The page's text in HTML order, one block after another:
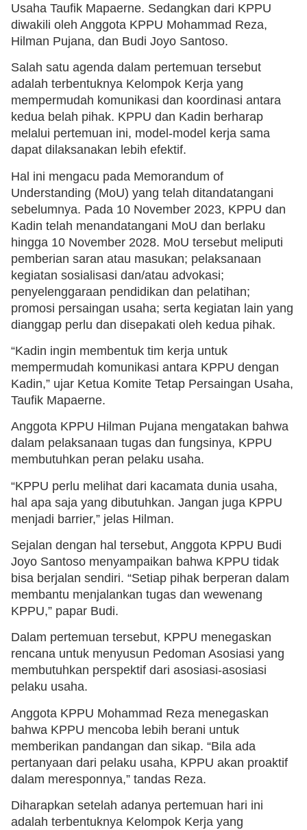
Usaha Taufik Mapaerne. Sedangkan dari KPPU
diwakili oleh Anggota KPPU Mohammad Reza,
Hilman Pujana, dan Budi Joyo Santoso.
Salah satu agenda dalam pertemuan tersebut
adalah terbentuknya Kelompok Kerja yang
mempermudah komunikasi dan koordinasi antara
kedua belah pihak. KPPU dan Kadin berharap
melalui pertemuan ini, model-model kerja sama
dapat dilaksanakan lebih efektif.
Hal ini mengacu pada Memorandum of
Understanding (MoU) yang telah ditandatangani
sebelumnya. Pada 10 November 2023, KPPU dan
Kadin telah menandatangani MoU dan berlaku
hingga 10 November 2028. MoU tersebut meliputi
pemberian saran atau masukan; pelaksanaan
kegiatan sosialisasi dan/atau advokasi;
penyelenggaraan pendidikan dan pelatihan;
promosi persaingan usaha; serta kegiatan lain yang
dianggap perlu dan disepakati oleh kedua pihak.
“Kadin ingin membentuk tim kerja untuk
mempermudah komunikasi antara KPPU dengan
Kadin,” ujar Ketua Komite Tetap Persaingan Usaha,
Taufik Mapaerne.
Anggota KPPU Hilman Pujana mengatakan bahwa
dalam pelaksanaan tugas dan fungsinya, KPPU
membutuhkan peran pelaku usaha.
“KPPU perlu melihat dari kacamata dunia usaha,
hal apa saja yang dibutuhkan. Jangan juga KPPU
menjadi barrier,” jelas Hilman.
Sejalan dengan hal tersebut, Anggota KPPU Budi
Joyo Santoso menyampaikan bahwa KPPU tidak
bisa berjalan sendiri. “Setiap pihak berperan dalam
membantu menjalankan tugas dan wewenang
KPPU,” papar Budi.
Dalam pertemuan tersebut, KPPU menegaskan
rencana untuk menyusun Pedoman Asosiasi yang
membutuhkan perspektif dari asosiasi-asosiasi
pelaku usaha.
Anggota KPPU Mohammad Reza menegaskan
bahwa KPPU mencoba lebih berani untuk
memberikan pandangan dan sikap. “Bila ada
pertanyaan dari pelaku usaha, KPPU akan proaktif
dalam meresponnya,” tandas Reza.
Diharapkan setelah adanya pertemuan hari ini
adalah terbentuknya Kelompok Kerja yang